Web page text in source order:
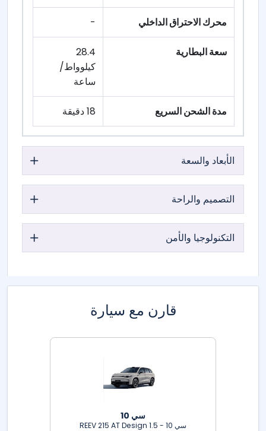
محرك الاحتراق الداخلي -
سعة البطارية
28.4
كيلوواط/
ساعة
مدة الشحن السريع 18 دقيقة
الأبعاد والسعة
التصميم والراحة
التكنولوجيا والأمن
قارن مع سيارة
سي 10
سي 10 - 1.5 REEV 215 AT Design